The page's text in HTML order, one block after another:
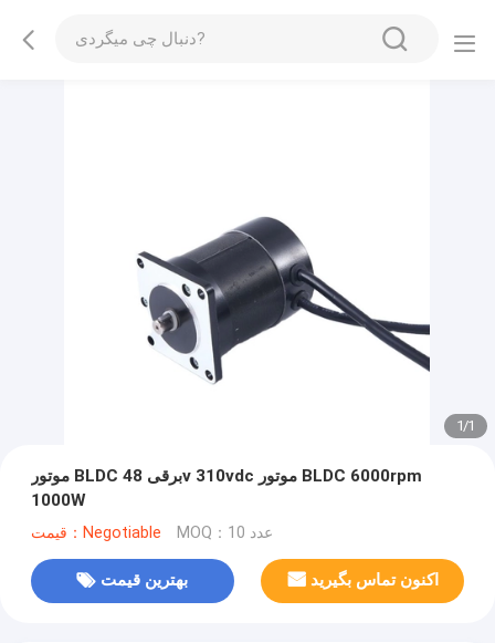
1/1
موتور BLDC برقی 48v 310vdc موتور BLDC 6000rpm
1000W
قیمت：Negotiable MOQ：10 عدد
بهترین قیمت اکنون تماس بگیرید